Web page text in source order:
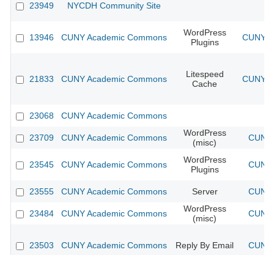
23949 NYCDH Community Site
13946 CUNY Academic Commons
WordPress
Plugins
CUNY
21833 CUNY Academic Commons
Litespeed
Cache
CUNY
23068 CUNY Academic Commons
23709 CUNY Academic Commons
WordPress
(misc)
23545 CUNY Academic Commons
WordPress
Plugins
23555 CUNY Academic Commons Server
23484 CUNY Academic Commons
WordPress
(misc)
23503 CUNY Academic Commons Reply By Email